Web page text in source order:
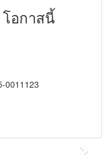
อกาสนี้
0011123